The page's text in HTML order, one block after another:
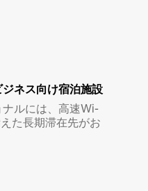
ネ⁠ス⁠向⁠け宿⁠泊⁠施⁠設
ルには、高速Wi-
た長期滞在先がお